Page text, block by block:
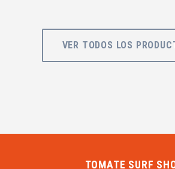
VER TODOS LOS
TOMATE SURF